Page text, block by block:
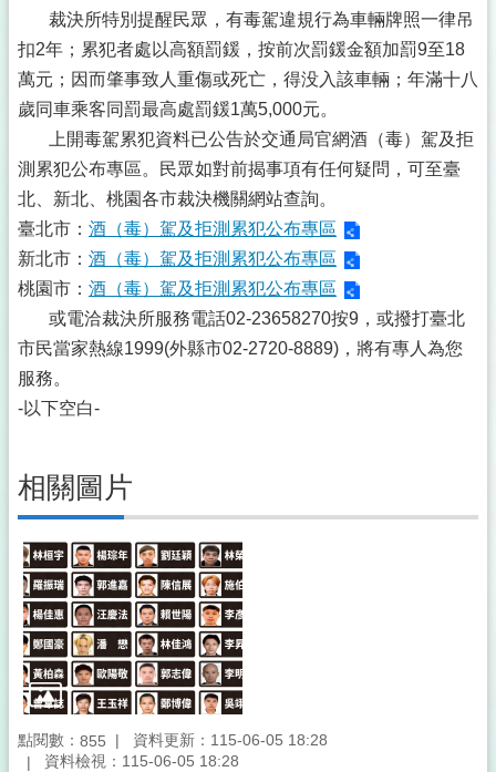
裁決所特別提醒民眾，有毒駕違規行為車輛牌照一律吊
扣2年；累犯者處以高額罰鍰，按前次罰鍰金額加罰9至18
萬元；因而肇事致人重傷或死亡，得没入該車輛；年滿十八
歲同車乘客同罰最高處罰鍰1萬5,000元。
上開毒駕累犯資料已公告於交通局官網酒（毒）駕及拒
測累犯公布專區。民眾如對前揭事項有任何疑問，可至臺
北、新北、桃園各市裁決機關網站查詢。
臺北市： 酒（毒）駕及拒測累犯公布專區
新北市： 酒（毒）駕及拒測累犯公布專區
桃園市： 酒（毒）駕及拒測累犯公布專區
或電洽裁決所服務電話02-23658270按9，或撥打臺北
市民當家熱線1999(外縣市02-2720-8889)，將有專人為您
服務。
-以下空白-
相關圖片
點閱數： 855
資料更新：115-06-05 18:28
資料檢視：115-06-05 18:28